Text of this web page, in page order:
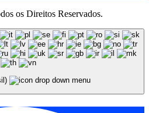
os Direitos Reservados.